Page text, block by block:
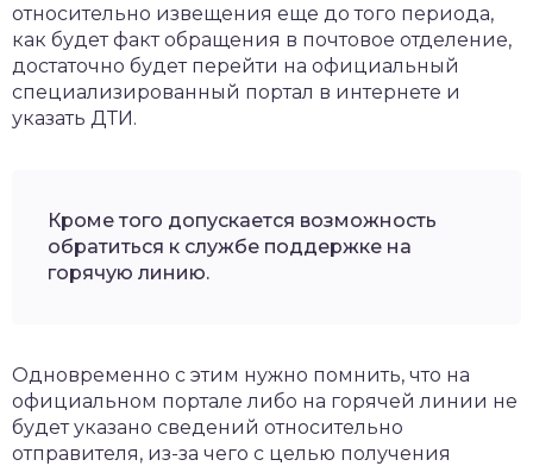
относительно извещения еще до того периода,
как будет факт обращения в почтовое отделение,
достаточно будет перейти на официальный
специализированный портал в интернете и
указать ДТИ.
Кроме того допускается возможность
обратиться к службе поддержке на
горячую линию.
Одновременно с этим нужно помнить, что на
официальном портале либо на горячей линии не
будет указано сведений относительно
отправителя, из-за чего с целью получения